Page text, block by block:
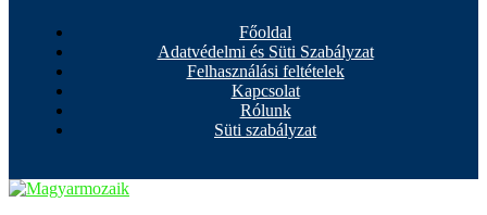
Főoldal
Adatvédelmi és Süti Szabályzat
Felhasználási feltételek
Kapcsolat
Rólunk
Süti szabályzat